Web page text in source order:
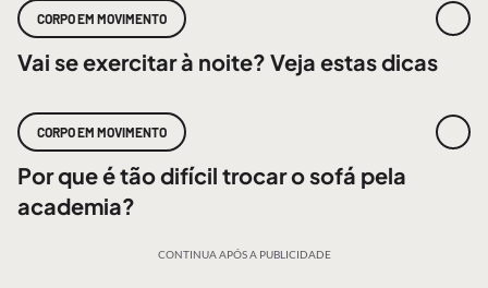
CORPO EM MOVIMENTO
Vai se exercitar à noite? Veja estas dicas
CORPO EM MOVIMENTO
Por que é tão difícil trocar o sofá pela
academia?
CONTINUA APÓS A PUBLICIDADE